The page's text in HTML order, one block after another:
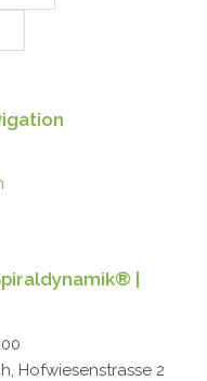
|
Hofwiesenstrasse 2